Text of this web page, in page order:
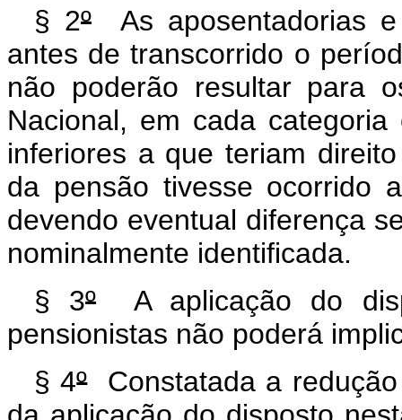
§ 2ºAs aposentadorias e
antes de transcorrido o
não poderão resultar para
Nacional, em cada
inferiores a que teriam
da pensão tivesse ocorrido
devendo eventual diferença
nominalmente identificada.
§ 3ºA aplicação do
pensionistas não poderá
§ 4ºConstatada a redução